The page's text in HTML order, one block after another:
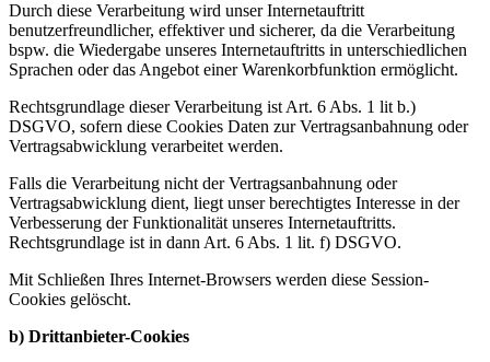
Durch diese Verarbeitung wird unser Internetauftritt
benutzerfreundlicher, effektiver und sicherer, da die Verarbeitung
bspw. die Wiedergabe unseres Internetauftritts in unterschiedlichen
Sprachen oder das Angebot einer Warenkorbfunktion ermöglicht.
Rechtsgrundlage dieser Verarbeitung ist Art. 6 Abs. 1 lit b.)
DSGVO, sofern diese Cookies Daten zur Vertragsanbahnung oder
Vertragsabwicklung verarbeitet werden.
Falls die Verarbeitung nicht der Vertragsanbahnung oder
Vertragsabwicklung dient, liegt unser berechtigtes Interesse in der
Verbesserung der Funktionalität unseres Internetauftritts.
Rechtsgrundlage ist in dann Art. 6 Abs. 1 lit. f) DSGVO.
Mit Schließen Ihres Internet-Browsers werden diese Session-
Cookies gelöscht.
b) Drittanbieter-Cookies